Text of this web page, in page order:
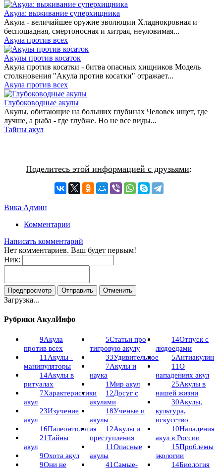
Акула: выживание суперхищника
Акула - величайшее оружие эволюции Хладнокровная и
беспощадная, смертоносная и хитрая, неуловимая...
Акула против всех
Акулы против косаток
Акула против косатки - битва опасных хищников Модель
столкновения "Акула против косатки" отражает...
Акула против всех
Глубоководные акулы
Акулы, обитающие на больших глубинах Человек ищет, где
лучше, а рыба - где глубже. Но не все виды...
Тайны акул
Поделитесь этой информацией с друзьями:
Вика Админ
Комментарии
Написать комментарий
Нет комментариев. Ваш будет первым!
Ник:
Загрузка...
Рубрики АкулИнфо
9Акула
против всех
11 Акулы -
манипуляторы
14Акулы в
ритуалах
7Характеристики
акул
23Изучение
акул
16Палеонтология
21Тайны
акул
9Охота акул
9Они не
5Статьи про
тигровую акулу
33Удивительное
7Акулы и
наука
1Мир акул
12Досуг с
акулами
18Ученые и
акулы
12Акулы и
преступления
11Опасные
акулы
41Самые-
14Отпуск с
людоедами
5Антиакулин
11О
нападениях акул
25Акулы в
нашей жизни
30Акулы,
культура,
искусство
10Нападения
акул в России
15Проблемы
экологии
14Биология